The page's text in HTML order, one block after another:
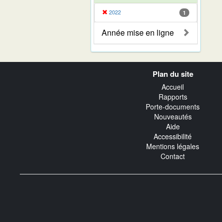
2022 1
Année mise en ligne
Plan du site
Accueil
Rapports
Porte-documents
Nouveautés
Aide
Accessibilité
Mentions légales
Contact